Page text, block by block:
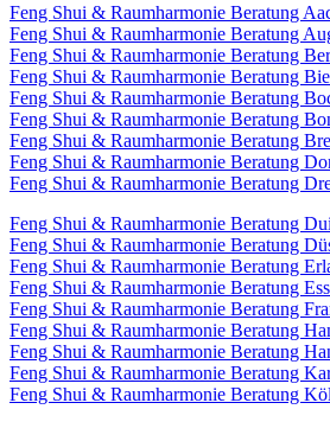
Feng Shui & Raumharmonie Beratung
Feng Shui & Raumharmonie Beratung
Feng Shui & Raumharmonie Beratung
Feng Shui & Raumharmonie Beratung
Feng Shui & Raumharmonie Beratung
Feng Shui & Raumharmonie Beratung
Feng Shui & Raumharmonie Beratung
Feng Shui & Raumharmonie Beratung
Feng Shui & Raumharmonie Beratung
Feng Shui & Raumharmonie Beratung
Feng Shui & Raumharmonie Beratung
Feng Shui & Raumharmonie Beratung
Feng Shui & Raumharmonie Beratung
Feng Shui & Raumharmonie Beratung
Feng Shui & Raumharmonie Beratung
Feng Shui & Raumharmonie Beratung
Feng Shui & Raumharmonie Beratung
Feng Shui & Raumharmonie Beratung